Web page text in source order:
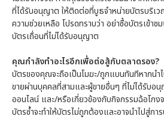
ที่ได้รับอนุญาต ให้ติดต่อที่บูธจำหน่ายบัตรบริเว
ความช่วยเหลือ โปรดทราบว่า อย่าซื้อบัตรเข้าช
บัตรเถื่อนที่ไม่ได้รับอนุญาต
คุณกำลังทำอะไรอีกเพื่อต่อสู้กับตลาดรอง?
บัตรของคุณจะถือเป็นโมฆะ/ถูกแบนทันทีหากนำ
ขายผ่านบุคคลที่สามและผู้ขายอื่นๆ ที่ไม่ได้รับอ
ออนไลน์ และ/หรือเกี่ยวข้องกับกิจกรรมฉ้อโกงจ
บัตรซ้ำจะทำให้บัตรไม่ถูกต้องและอาจนำไปสู่กา